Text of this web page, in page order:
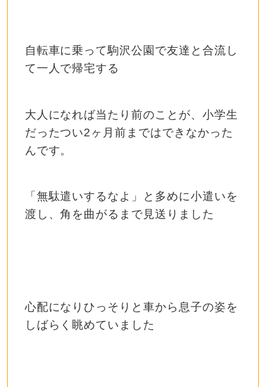
自転車に乗って駒沢公園で友達と合流し
て一人で帰宅する
大人になれば当たり前のことが、小学生
だったつい2ヶ月前まではできなかった
んです。
「無駄遣いするなよ」と多めに小遣いを
渡し、角を曲がるまで見送りました
心配になりひっそりと車から息子の姿を
しばらく眺めていました